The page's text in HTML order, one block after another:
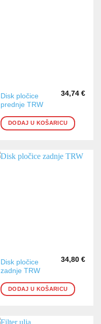
Disk pločice
prednje TRW
34,74 €
DODAJ U KOŠARICU
Disk pločice
zadnje TRW
34,80 €
DODAJ U KOŠARICU